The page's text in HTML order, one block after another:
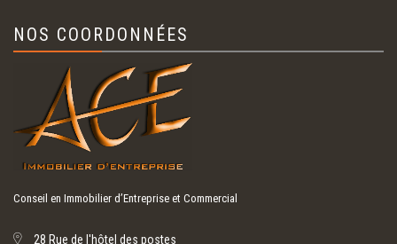
NOS COORDONNÉES
Conseil en Immobilier d’Entreprise et Commercial
28 Rue de l'hôtel des postes